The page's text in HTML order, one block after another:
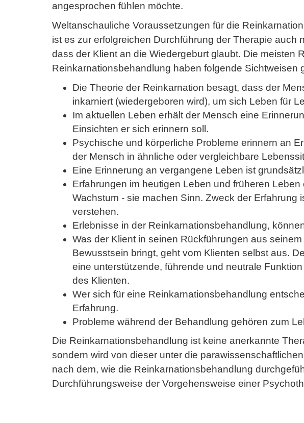
angesprochen fühlen möchte.
Weltanschauliche Voraussetzungen für die
ist es zur erfolgreichen Durchführung der Therapie auch
dass der Klient an die Wiedergeburt glaubt. Die meisten
Reinkarnationsbehandlung haben folgende Sichtweisen
Die Theorie der Reinkarnation besagt, dass der
inkarniert (wiedergeboren wird), um sich Leben für
Im aktuellen Leben erhält der Mensch eine
Einsichten er sich erinnern soll.
Psychische und körperliche Probleme erinnern an
der Mensch in ähnliche oder vergleichbare
Eine Erinnerung an vergangene Leben ist
Erfahrungen im heutigen Leben und früheren
Wachstum - sie machen Sinn. Zweck der Erfahrung
verstehen.
Erlebnisse in der Reinkarnationsbehandlung,
Was der Klient in seinen Rückführungen aus
Bewusstsein bringt, geht vom Klienten selbst aus.
eine unterstützende, führende und neutrale
des Klienten.
Wer sich für eine Reinkarnationsbehandlung
Erfahrung.
Probleme während der Behandlung gehören zum
Die Reinkarnationsbehandlung ist keine anerkannte
sondern wird von dieser unter die
nach dem, wie die Reinkarnationsbehandlung
Durchführungsweise der Vorgehensweise einer